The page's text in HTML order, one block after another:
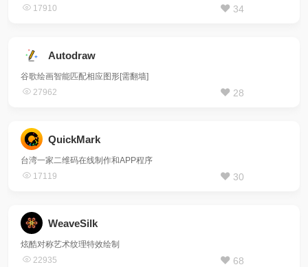
17910
34
Autodraw
谷歌绘画智能匹配相应图形[需翻墙]
27962
28
QuickMark
台湾一家二维码在线制作和APP程序
17119
30
WeaveSilk
炫酷对称艺术纹理特效绘制
22935
68